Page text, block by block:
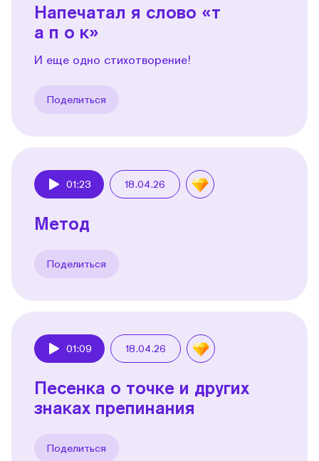
Напечатал я слово «т
а п о к»
И еще одно стихотворение!
Поделиться
01:23 18.04.26
Метод
Поделиться
01:09 18.04.26
Песенка о точке и других
знаках препинания
Поделиться